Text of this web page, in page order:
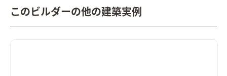
このビルダーの他の建築実例